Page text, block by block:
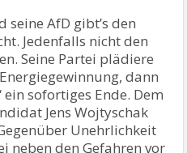
AfD gibt’s den
Jedenfalls nicht den
Seine Partei plädiere
dann
sofortiges Ende. Dem
Jens Wojtyschak
Unehrlichkeit
neben den Gefahren vor